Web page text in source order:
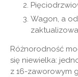
Wagon, a
Różnorodność
się niewielka:
z 16-zaworowym